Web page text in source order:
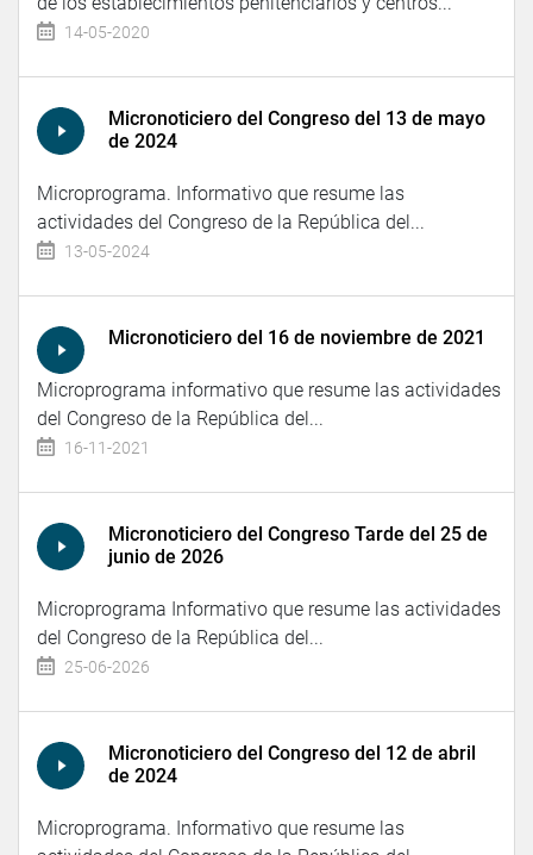
14-05-2020
Micronoticiero del Congreso del 13 de mayo
de 2024
Microprograma. Informativo que resume las
actividades del Congreso de la República del...
13-05-2024
Micronoticiero del 16 de noviembre de 2021
Microprograma informativo que resume las actividades
del Congreso de la República del...
16-11-2021
Micronoticiero del Congreso Tarde del 25 de
junio de 2026
Microprograma Informativo que resume las actividades
del Congreso de la República del...
25-06-2026
Micronoticiero del Congreso del 12 de abril
de 2024
Microprograma. Informativo que resume las